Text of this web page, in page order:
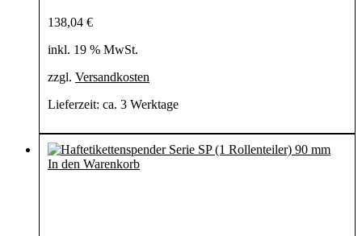
138,04 €
inkl. 19 % MwSt.
zzgl. Versandkosten
Lieferzeit: ca. 3 Werktage
In den Warenkorb